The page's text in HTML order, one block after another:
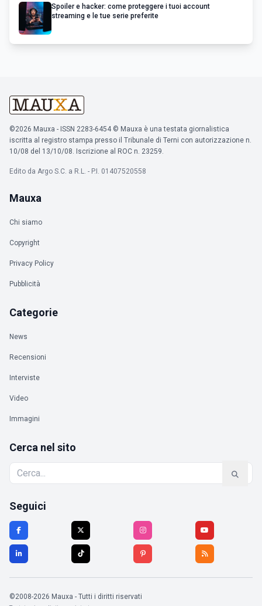
Spoiler e hacker: come proteggere i tuoi account
streaming e le tue serie preferite
©2026 Mauxa - ISSN 2283-6454 © Mauxa è una testata giornalistica
iscritta al registro stampa presso il Tribunale di Terni con autorizzazione n.
10/08 del 13/10/08. Iscrizione al ROC n. 23259.
Edito da Argo S.C. a R.L. - P.I. 01407520558
Mauxa
Chi siamo
Copyright
Privacy Policy
Pubblicità
Categorie
News
Recensioni
Interviste
Video
Immagini
Cerca nel sito
Seguici
©2008-2026 Mauxa - Tutti i diritti riservati